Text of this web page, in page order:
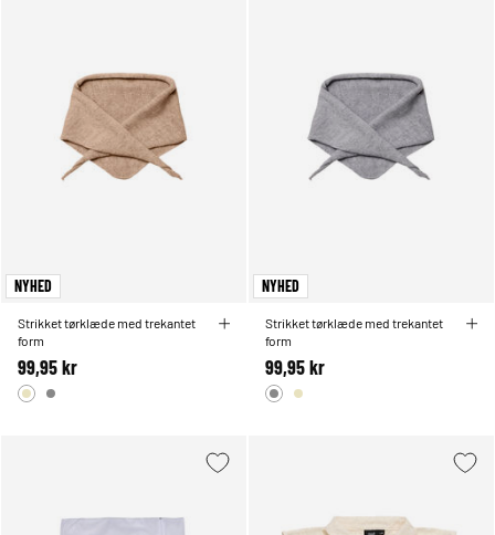
NYHED
Strikket tørklæde med trekantet
form
99,95 kr
NYHED
Strikket tørklæde med trekantet
form
99,95 kr